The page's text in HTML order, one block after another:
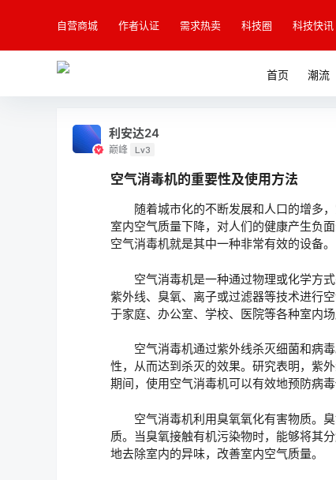
自营商城 作者认证 需求热卖 科技圈 科技快讯
首页 潮流
利安达24
巅峰 Lv3
空气消毒机的重要性及使用方法
随着城市化的不断发展和人口的增多，
室内空气质量下降，对人们的健康产生负
空气消毒机就是其中一种非常有效的设备。
空气消毒机是一种通过物理或化学方式
紫外线、臭氧、离子或过滤器等技术进行
于家庭、办公室、学校、医院等各种室内场
空气消毒机通过紫外线杀灭细菌和病毒
性，从而达到杀灭的效果。研究表明，紫
期间，使用空气消毒机可以有效地预防病毒
空气消毒机利用臭氧氧化有害物质。臭
质。当臭氧接触有机污染物时，能够将其
地去除室内的异味，改善室内空气质量。